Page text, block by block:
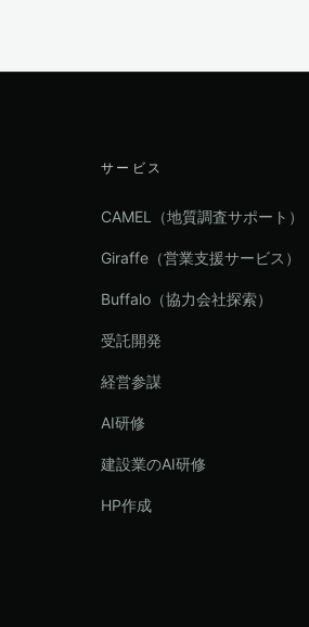
サービス
CAMEL（地質調査サポート）
Giraffe（営業支援サービス）
Buffalo（協力会社探索）
受託開発
経営参謀
AI研修
建設業のAI研修
HP作成